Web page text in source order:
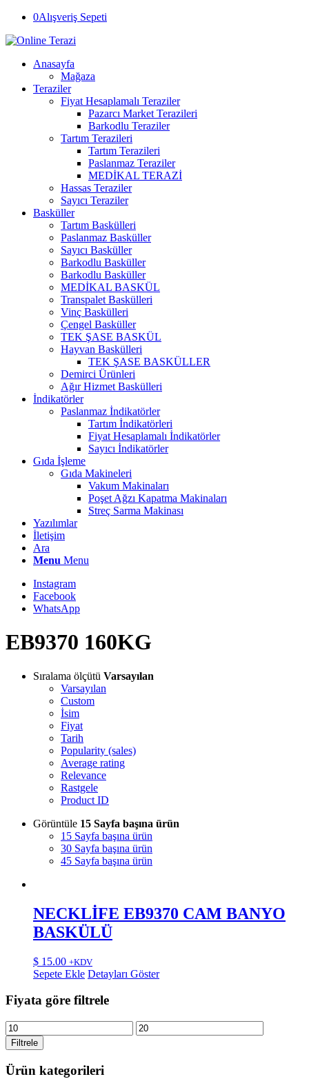
0Alışveriş Sepeti
Anasayfa
Mağaza
Teraziler
Fiyat Hesaplamalı Teraziler
Pazarcı Market Terazileri
Barkodlu Teraziler
Tartım Terazileri
Tartım Terazileri
Paslanmaz Teraziler
MEDİKAL TERAZİ
Hassas Teraziler
Sayıcı Teraziler
Basküller
Tartım Baskülleri
Paslanmaz Basküller
Sayıcı Basküller
Barkodlu Basküller
Barkodlu Basküller
MEDİKAL BASKÜL
Transpalet Baskülleri
Vinç Baskülleri
Çengel Basküller
TEK ŞASE BASKÜL
Hayvan Baskülleri
TEK ŞASE BASKÜLLER
Demirci Ürünleri
Ağır Hizmet Baskülleri
İndikatörler
Paslanmaz İndikatörler
Tartım İndikatörleri
Fiyat Hesaplamalı İndikatörler
Sayıcı İndikatörler
Gıda İşleme
Gıda Makineleri
Vakum Makinaları
Poşet Ağzı Kapatma Makinaları
Streç Sarma Makinası
Yazılımlar
İletişim
Ara
Menu Menu
Instagram
Facebook
WhatsApp
EB9370 160KG
Sıralama ölçütü Varsayılan
Varsayılan
Custom
İsim
Fiyat
Tarih
Popularity (sales)
Average rating
Relevance
Rastgele
Product ID
Görüntüle 15 Sayfa başına ürün
15 Sayfa başına ürün
30 Sayfa başına ürün
45 Sayfa başına ürün
NECKLİFE EB9370 CAM BANYO
BASKÜLÜ
$ 15.00 +KDV
Sepete Ekle Detayları Göster
Fiyata göre filtrele
En
düşük
fiyat
En
yüksek
Filtrele
Ürün kategorileri